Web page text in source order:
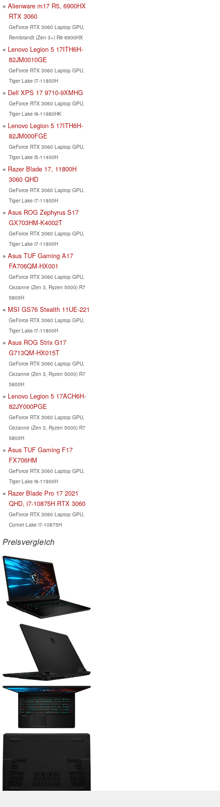
Alienware m17 R5, 6900HX
RTX 3060
GeForce RTX 3060 Laptop GPU,
Rembrandt (Zen 3+) R9 6900HX
Lenovo Legion 5 17ITH6H-
82JM0010GE
GeForce RTX 3060 Laptop GPU,
Tiger Lake i7-11800H
Dell XPS 17 9710-9XMHG
GeForce RTX 3060 Laptop GPU,
Tiger Lake i9-11980HK
Lenovo Legion 5 17ITH6H-
82JM000FGE
GeForce RTX 3060 Laptop GPU,
Tiger Lake i5-11400H
Razer Blade 17, 11800H
3060 QHD
GeForce RTX 3060 Laptop GPU,
Tiger Lake i7-11800H
Asus ROG Zephyrus S17
GX703HM-K4002T
GeForce RTX 3060 Laptop GPU,
Tiger Lake i7-11800H
Asus TUF Gaming A17
FA706QM-HX001
GeForce RTX 3060 Laptop GPU,
Cezanne (Zen 3, Ryzen 5000) R7
5800H
MSI GS76 Stealth 11UE-221
GeForce RTX 3060 Laptop GPU,
Tiger Lake i7-11800H
Asus ROG Strix G17
G713QM-HX015T
GeForce RTX 3060 Laptop GPU,
Cezanne (Zen 3, Ryzen 5000) R7
5800H
Lenovo Legion 5 17ACH6H-
82JY000PGE
GeForce RTX 3060 Laptop GPU,
Cezanne (Zen 3, Ryzen 5000) R7
5800H
Asus TUF Gaming F17
FX706HM
GeForce RTX 3060 Laptop GPU,
Tiger Lake i9-11900H
Razer Blade Pro 17 2021
QHD, i7-10875H RTX 3060
GeForce RTX 3060 Laptop GPU,
Comet Lake i7-10875H
Preisvergleich